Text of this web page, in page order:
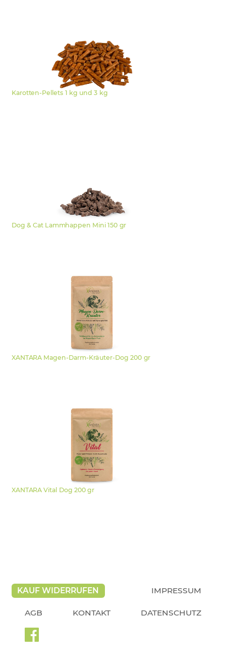
Karotten-Pellets 1 kg und 3 kg
Dog & Cat Lammhappen Mini 150 gr
XANTARA Magen-Darm-Kräuter-Dog 200 gr
XANTARA Vital Dog 200 gr
KAUF WIDERRUFEN IMPRESSUM
AGB KONTAKT DATENSCHUTZ